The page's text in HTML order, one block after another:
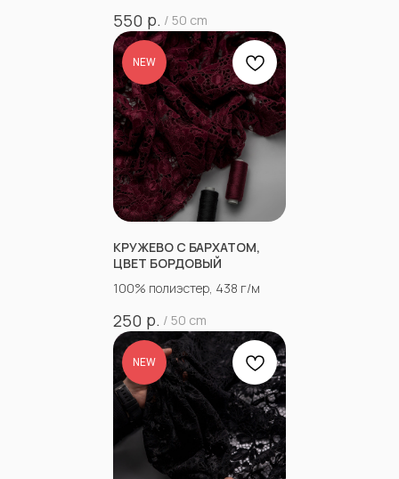
550 р. / 50 cm
NEW
КРУЖЕВО С БАРХАТОМ,
ЦВЕТ БОРДОВЫЙ
100% полиэстер, 438 г/м
250 р. / 50 cm
NEW